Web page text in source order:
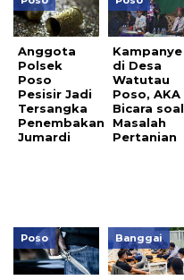
Anggota
Polsek
Poso
Pesisir Jadi
Tersangka
Penembakan
Jumardi
Kampanye
di Desa
Watutau
Poso, AKA
Bicara soal
Masalah
Pertanian
Poso Banggai